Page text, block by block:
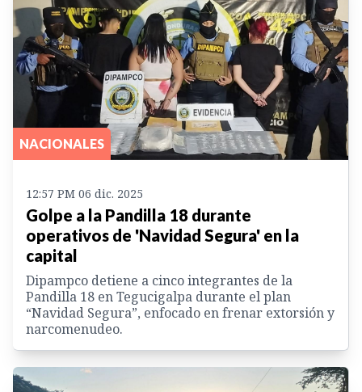
NACIONALES
12:57 PM 06 dic. 2025
Golpe a la Pandilla 18 durante
operativos de 'Navidad Segura' en la
capital
Dipampco detiene a cinco integrantes de la
Pandilla 18 en Tegucigalpa durante el plan
“Navidad Segura”, enfocado en frenar extorsión y
narcomenudeo.